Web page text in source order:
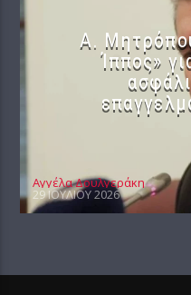
Α.
Ίππος»
Αγγέλα Δουλγεράκη
29 ΙΟΥΛΊΟΥ 2026